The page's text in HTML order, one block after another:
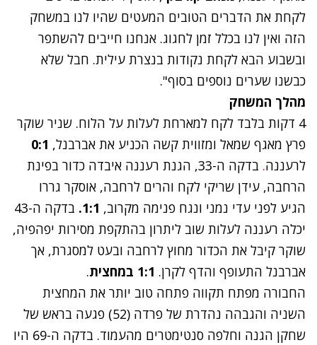
לקחת את הדברים הטובים המעטים שהיו לנו במשחק
הזה ואין לנו בכלל זמן לחגוג. אנחנו חייבים להשתפר
ובשבוע הבא לקחת נקודות בנצרת עילית. חבל שלא
כבשנו שערים נוספים בסוף".
מהלך המשחק
4 דקות בלבד לקח למארחת לעלות על הלוח. שניר שוקר
פרץ מאגף שמאל ומזווית קשה הכניע את אברבנל, 0:1
לרעננה.
בדקה ה-33, הגנת רעננה איבדה כדור בפינת
הרחבה, עידן שריקי לקח והרים לרחבה, אוסקר גררו
הגיע לפני עדי נמני ונגח פנימה מקרוב, 1:1.
בדקה ה-43
יכלה רעננה לעלות שוב ליתרון בהתקפת מסירות יפהפיה,
שוקר קיבל את הכדור מחוץ לרחבה ובעט למסגרת, אך
אברבנל התעופף והדף לקרן. 1:1 במחצית
.
החבורה מפתח תקווה פתחה טוב יותר את המחצית
השניה והגבהה נהדרת של פרדה (52) פגעה בראש של
שחקן הגנה וחלפה סנטימטרים מהעמוד. בדקה ה-69 היו